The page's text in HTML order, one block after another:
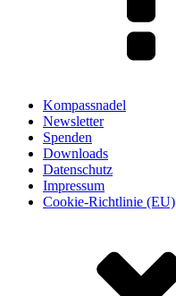
Kompassnadel
Newsletter
Spenden
Downloads
Datenschutz
Impressum
Cookie-Richtlinie (EU)